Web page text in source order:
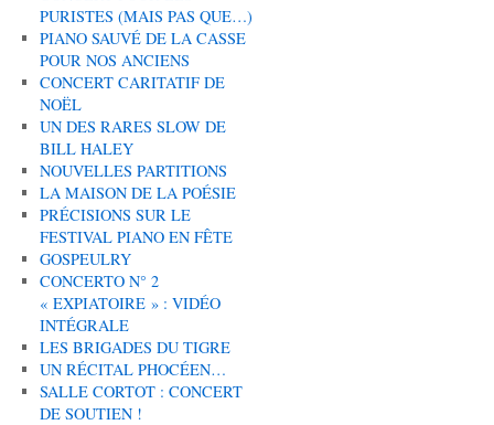
PURISTES (MAIS PAS QUE…)
PIANO SAUVÉ DE LA CASSE
POUR NOS ANCIENS
CONCERT CARITATIF DE
NOËL
UN DES RARES SLOW DE
BILL HALEY
NOUVELLES PARTITIONS
LA MAISON DE LA POÉSIE
PRÉCISIONS SUR LE
FESTIVAL PIANO EN FÊTE
GOSPEULRY
CONCERTO N° 2
« EXPIATOIRE » : VIDÉO
INTÉGRALE
LES BRIGADES DU TIGRE
UN RÉCITAL PHOCÉEN…
SALLE CORTOT : CONCERT
DE SOUTIEN !